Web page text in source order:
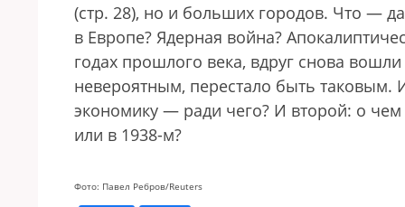
(стр. 28), но и больших городов. Что —
в Европе? Ядерная война?
годах прошлого века, вдруг снова
невероятным, перестало быть таковым.
экономику — ради чего? И второй: о
или в 1938-м?
Фото: Павел Ребров/Reuters